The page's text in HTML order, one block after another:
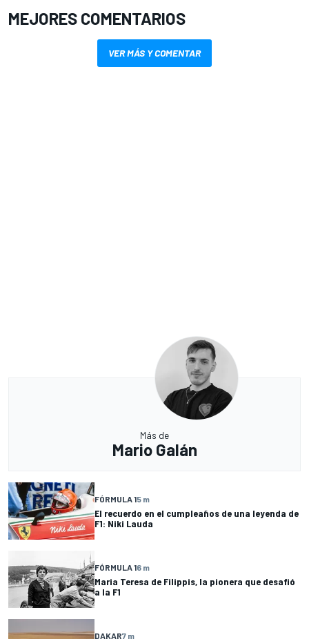
MEJORES COMENTARIOS
VER MÁS Y COMENTAR
Más de
Mario Galán
FÓRMULA 15 m
El recuerdo en el cumpleaños de una leyenda de
F1: Niki Lauda
FÓRMULA 16 m
Maria Teresa de Filippis, la pionera que desafió
a la F1
DAKAR7 m